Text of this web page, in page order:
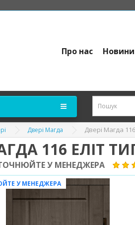
Про нас Новини
Двері Магда Двері Магда
116 ЕЛІТ
У МЕНЕДЖЕРА
У МЕНЕДЖЕРА